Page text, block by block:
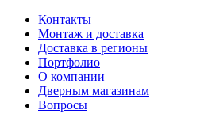
Контакты
Монтаж и доставка
Доставка в регионы
Портфолио
О компании
Дверным магазинам
Вопросы